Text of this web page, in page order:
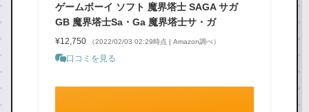
ゲームボーイ ソフト 魔界塔士 SAGA サガ
GB 魔界塔士Sa・Ga 魔界塔士サ・ガ
¥12,750 （2022/02/03 02:29時点 | Amazon調べ）
口コミを見る